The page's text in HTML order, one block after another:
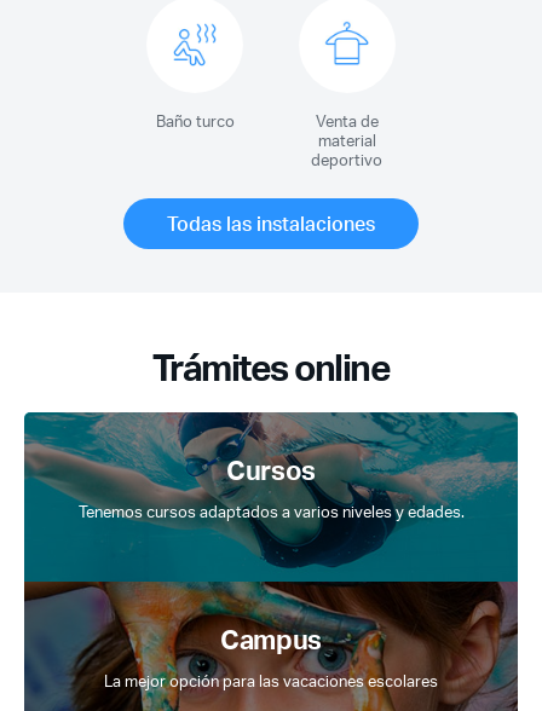
Baño turco
Venta de
material
deportivo
Todas las instalaciones
Trámites online
Cursos
Tenemos cursos adaptados a varios niveles y edades.
Campus
La mejor opción para las vacaciones escolares